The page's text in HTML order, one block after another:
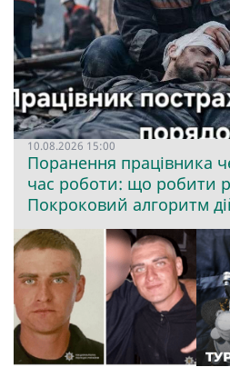
10.08.2026 15:00
Поранення працівника
час роботи: що робити
Покроковий алгоритм